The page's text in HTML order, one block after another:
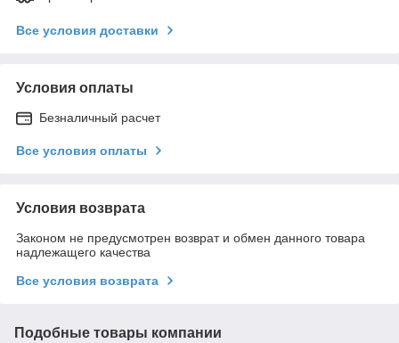
Все условия доставки
Условия оплаты
Безналичный расчет
Все условия оплаты
Условия возврата
Законом не предусмотрен возврат и обмен данного товара
надлежащего качества
Все условия возврата
Подобные товары компании